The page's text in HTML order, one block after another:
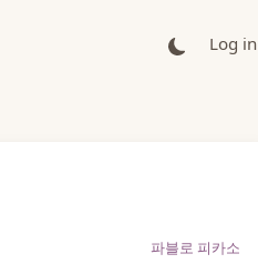
Log in
파블로 피카소